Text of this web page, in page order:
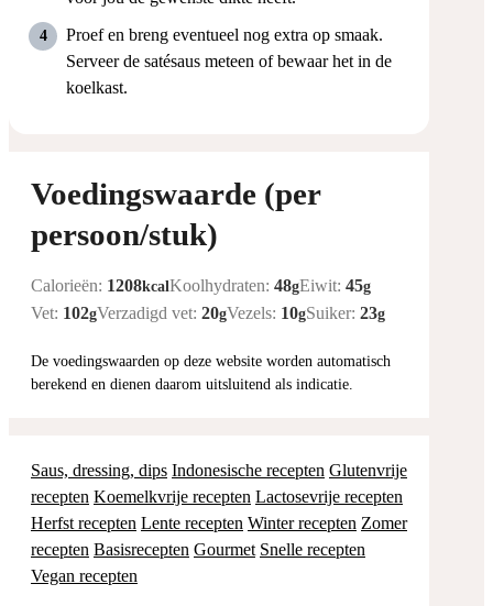
Proef en breng eventueel nog extra op smaak.
Serveer de satésaus meteen of bewaar het in de
koelkast.
Voedingswaarde (per
persoon/stuk)
Calorieën: 1208kcalKoolhydraten: 48gEiwit: 45g
Vet: 102gVerzadigd vet: 20gVezels: 10gSuiker: 23g
De voedingswaarden op deze website worden automatisch
berekend en dienen daarom uitsluitend als indicatie.
Saus, dressing, dips Indonesische recepten Glutenvrije
recepten Koemelkvrije recepten Lactosevrije recepten
Herfst recepten Lente recepten Winter recepten Zomer
recepten Basisrecepten Gourmet Snelle recepten
Vegan recepten